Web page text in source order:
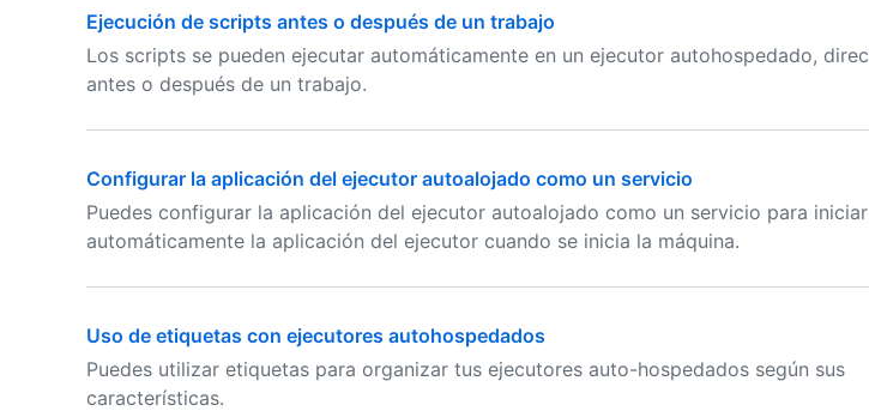
Ejecución de scripts antes o después de un trabajo
Los scripts se pueden ejecutar automáticamente en un ejecutor autohospedado,
antes o después de un trabajo.
Configurar la aplicación del ejecutor autoalojado como un servicio
Puedes configurar la aplicación del ejecutor autoalojado como un servicio para iniciar
automáticamente la aplicación del ejecutor cuando se inicia la máquina.
Uso de etiquetas con ejecutores autohospedados
Puedes utilizar etiquetas para organizar tus ejecutores auto-hospedados según sus
características.